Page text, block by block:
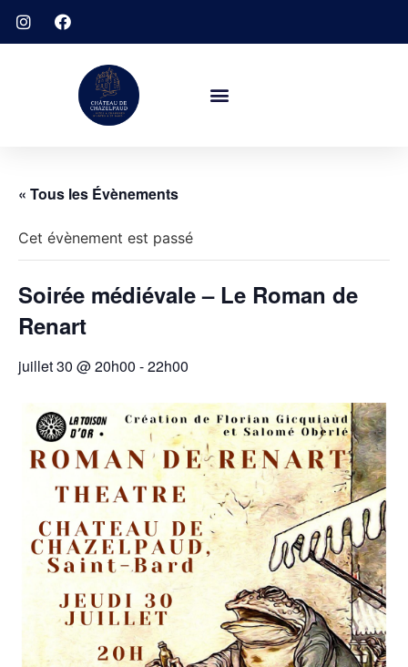
« Tous les Évènements
Cet évènement est passé
Soirée médiévale – Le Roman de
Renart
juillet 30 @ 20h00 -22h00